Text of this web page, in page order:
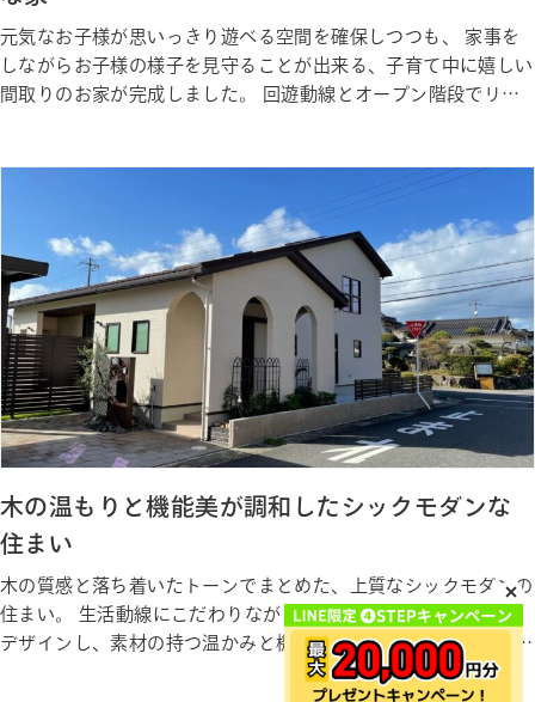
元気なお子様が思いっきり遊べる空間を確保しつつも、 家事を
しながらお子様の様子を見守ることが出来る、子育て中に嬉しい
間取りのお家が完成しました。 回遊動線とオープン階段でリビ
木の温もりと機能美が調和したシックモダンな
住まい
木の質感と落ち着いたトーンでまとめた、上質なシックモダンの
住まい。 生活動線にこだわりながら、心からくつろげる空間を
デザインし、素材の持つ温かみと機能美が調和した家族の暮らし
に寄り添う住まい。 デザインと暮らしやすさを両立した、理想